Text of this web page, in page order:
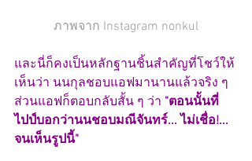
ภาพจาก Instagram nonkul
และนี่ก็คงเป็นหลักฐานชิ้นสำคัญที่โชว์ให้
เห็นว่า นนกุลชอบแอฟมานานแล้วจริง ๆ
ส่วนแอฟก็ตอบกลับสั้น ๆ ว่า "ตอนนั้นที่
ไปป์บอกว่านนชอบมณีจันทร์... ไม่เชื่อ!...
จนเห็นรูปนี้"